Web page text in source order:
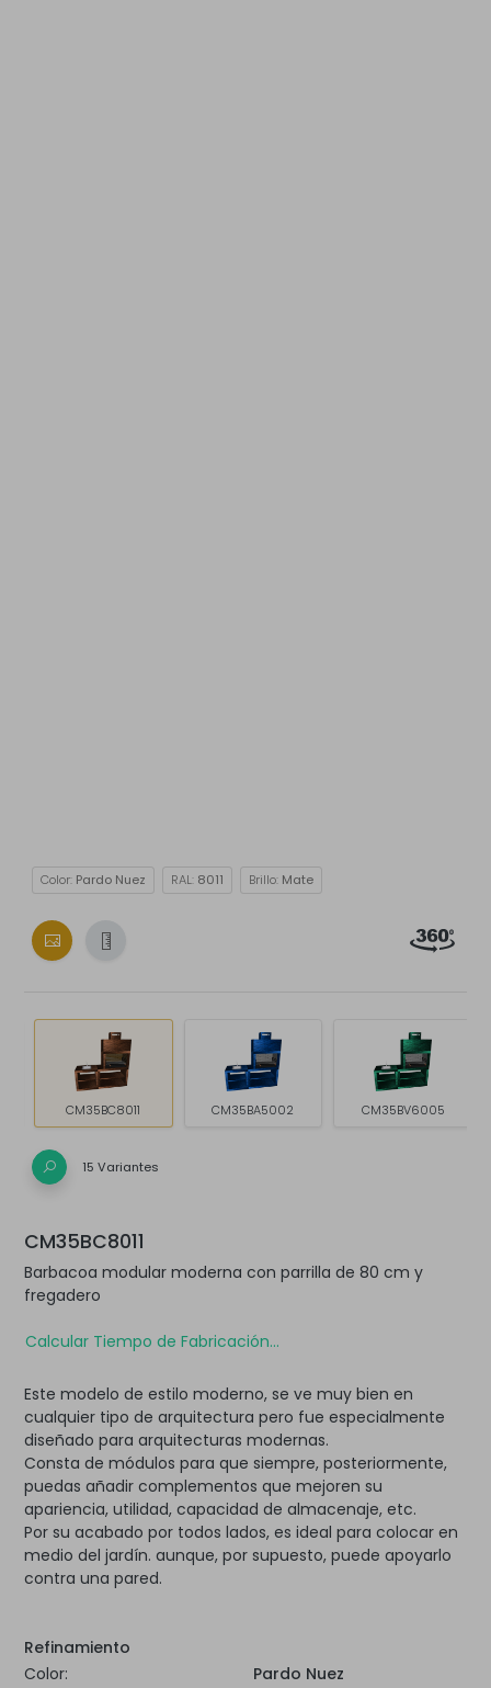
Color: Pardo Nuez RAL: 8011 Brillo: Mate
CM35BC8011 CM35BA5002 CM35BV6005
15 Variantes
CM35BC8011
Barbacoa modular moderna con parrilla de 80 cm y
fregadero
Calcular Tiempo de Fabricación...
Este modelo de estilo moderno, se ve muy bien en
cualquier tipo de arquitectura pero fue especialmente
diseñado para arquitecturas modernas.
Consta de módulos para que siempre, posteriormente,
puedas añadir complementos que mejoren su
apariencia, utilidad, capacidad de almacenaje, etc.
Por su acabado por todos lados, es ideal para colocar en
medio del jardín. aunque, por supuesto, puede apoyarlo
contra una pared.
Refinamiento
Color:
Pardo Nuez